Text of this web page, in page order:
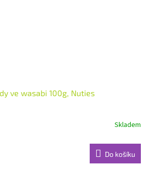
ve wasabi 100g, Nuties
Skladem
Do košíku